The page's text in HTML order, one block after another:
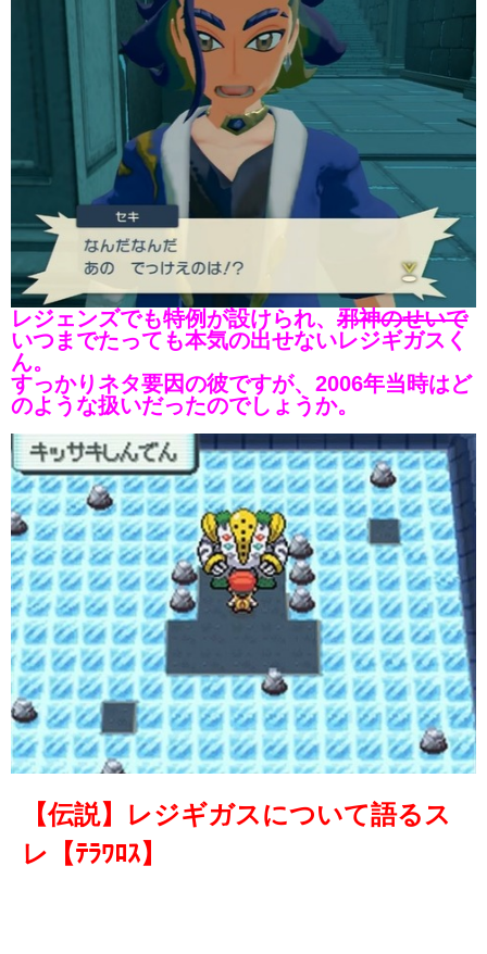
レジェンズでも特例が設けられ、 邪神のせいで
いつまでたっても本気の出せないレジギガスく
ん。
すっかりネタ要因の彼ですが、2006年当時はど
のような扱いだったのでしょうか。
【伝説】レジギガスについて語るス
レ【ﾃﾗﾜﾛｽ】